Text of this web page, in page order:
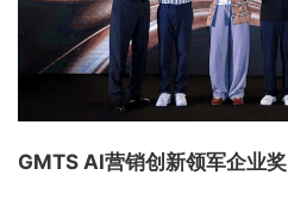
GMTS AI营销创新领军企业奖